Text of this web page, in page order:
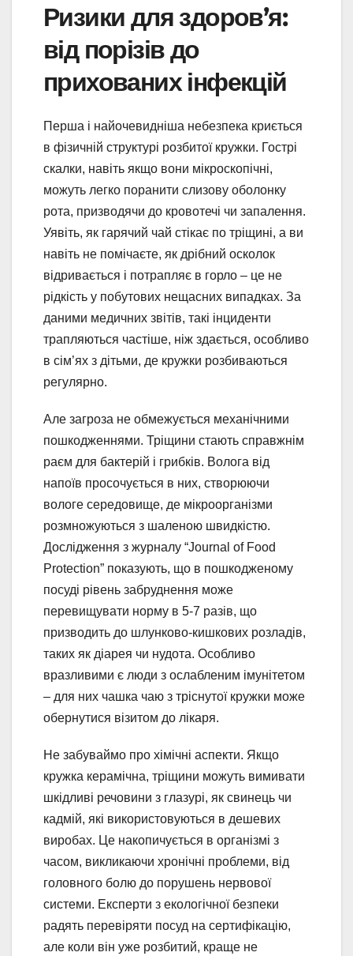
Ризики для здоров’я:
від порізів до
прихованих інфекцій
Перша і найочевидніша небезпека криється
в фізичній структурі розбитої кружки. Гострі
скалки, навіть якщо вони мікроскопічні,
можуть легко поранити слизову оболонку
рота, призводячи до кровотечі чи запалення.
Уявіть, як гарячий чай стікає по тріщині, а ви
навіть не помічаєте, як дрібний осколок
відривається і потрапляє в горло – це не
рідкість у побутових нещасних випадках. За
даними медичних звітів, такі інциденти
трапляються частіше, ніж здається, особливо
в сім’ях з дітьми, де кружки розбиваються
регулярно.
Але загроза не обмежується механічними
пошкодженнями. Тріщини стають справжнім
раєм для бактерій і грибків. Волога від
напоїв просочується в них, створюючи
вологе середовище, де мікроорганізми
розмножуються з шаленою швидкістю.
Дослідження з журналу “Journal of Food
Protection” показують, що в пошкодженому
посуді рівень забруднення може
перевищувати норму в 5-7 разів, що
призводить до шлунково-кишкових розладів,
таких як діарея чи нудота. Особливо
вразливими є люди з ослабленим імунітетом
– для них чашка чаю з тріснутої кружки може
обернутися візитом до лікаря.
Не забуваймо про хімічні аспекти. Якщо
кружка керамічна, тріщини можуть вимивати
шкідливі речовини з глазурі, як свинець чи
кадмій, які використовуються в дешевих
виробах. Це накопичується в організмі з
часом, викликаючи хронічні проблеми, від
головного болю до порушень нервової
системи. Експерти з екологічної безпеки
радять перевіряти посуд на сертифікацію,
але коли він уже розбитий, краще не